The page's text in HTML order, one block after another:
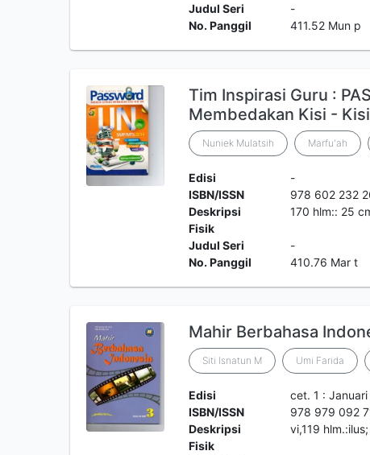
Judul Seri
-
No. Panggil
411.52 Mun p
Tim Inspirasi Guru :
Membedakan Kisi -
Nuniek Mulatsih Marfu'ah
Edisi
-
ISBN/ISSN
978 602 232
Deskripsi
Fisik
170 hlm:: 25
Judul Seri
-
No. Panggil
410.76 Mar t
Mahir Berbahasa
Siti Isnatun M Umi Farida
Edisi
cet. 1 : Januari
ISBN/ISSN
978 979 092
Deskripsi
Fisik
vi,119